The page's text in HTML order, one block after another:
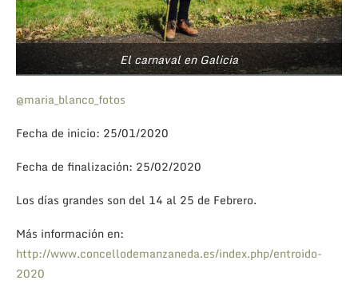
El carnaval en Galicia
@maria_blanco_fotos
Fecha de inicio: 25/01/2020
Fecha de finalización: 25/02/2020
Los días grandes son del 14 al 25 de Febrero.
Más información en:
http://www.concellodemanzaneda.es/index.php/entroido-
2020